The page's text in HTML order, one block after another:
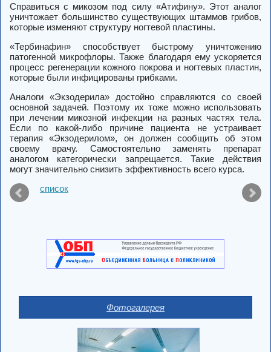
Справиться с микозом под силу «Атифину». Этот аналог
уничтожает большинство существующих штаммов грибов,
которые изменяют структуру ногтевой пластины.
«Тербинафин» способствует быстрому уничтожению
патогенной микрофлоры. Также благодаря ему ускоряется
процесс регенерации кожного покрова и ногтевых пластин,
которые были инфицированы грибками.
Аналоги «Экзодерила» достойно справляются со своей
основной задачей. Поэтому их тоже можно использовать
при лечении микозной инфекции на разных частях тела.
Если по какой-либо причине пациента не устраивает
терапия «Экзодерилом», он должен сообщить об этом
своему врачу. Самостоятельно заменять препарат
аналогом категорически запрещается. Такие действия
могут значительно снизить эффективность всего курса.
список
Фотогалерея